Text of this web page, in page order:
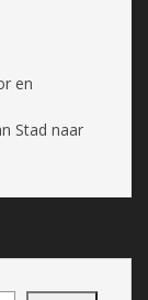
en
Stad naar